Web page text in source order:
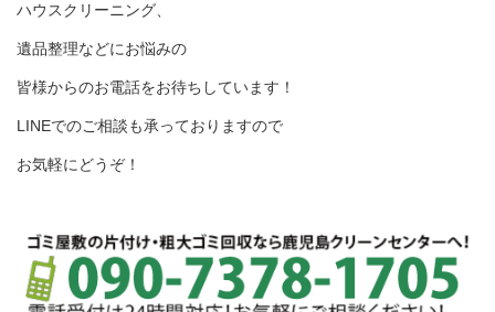
ハウスクリーニング、
遺品整理などにお悩みの
皆様からのお電話をお待ちしています！
LINEでのご相談も承っておりますので
お気軽にどうぞ！